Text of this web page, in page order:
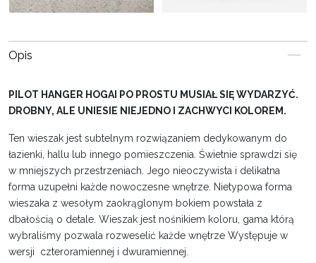
Opis
PILOT HANGER HOGAI PO PROSTU MUSIAŁ SIĘ WYDARZYĆ.
DROBNY, ALE UNIESIE NIEJEDNO I ZACHWYCI KOLOREM.
Ten wieszak jest subtelnym rozwiązaniem dedykowanym do
łazienki, hallu lub innego pomieszczenia. Świetnie sprawdzi się
w mniejszych przestrzeniach. Jego nieoczywista i delikatna
forma uzupełni każde nowoczesne wnętrze. Nietypowa forma
wieszaka z wesołym zaokrąglonym bokiem powstała z
dbałością o detale. Wieszak jest nośnikiem koloru, gama którą
wybraliśmy pozwala rozweselić każde wnętrze Występuje w
wersji czteroramiennej i dwuramiennej.